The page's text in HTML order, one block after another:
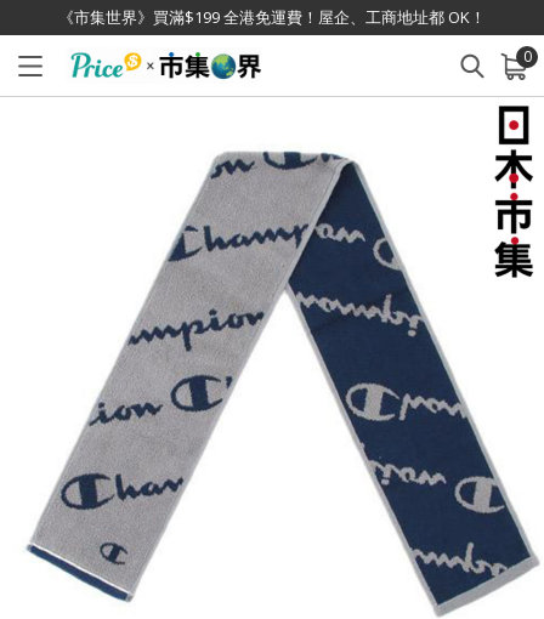
《市集世界》買滿$199 全港免運費！屋企、工商地址都 OK！
0
已加入購物車 查看